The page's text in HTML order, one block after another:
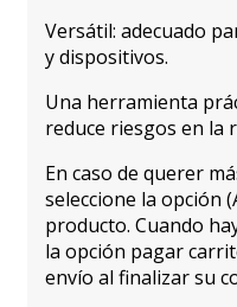
Versátil: adecuado
y dispositivos.
Una herramienta
reduce riesgos en la
En caso de querer
seleccione la opción
producto. Cuando
la opción pagar
envío al finalizar su